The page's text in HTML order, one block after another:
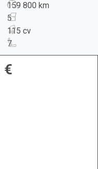
159 800 km
5
115 cv
7
€